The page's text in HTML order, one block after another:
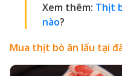
Xem thêm: Thịt
nào?
Mua thịt bò ăn lẩu tại